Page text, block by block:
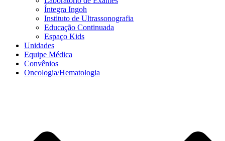
Íntegra Ingoh
Instituto de Ultrassonografia
Educação Continuada
Espaço Kids
Unidades
Equipe Médica
Convênios
Oncologia/Hematologia